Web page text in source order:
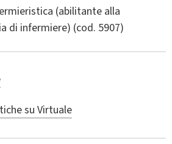
(abilitante alla
di infermiere) (cod. 5907)
su Virtuale